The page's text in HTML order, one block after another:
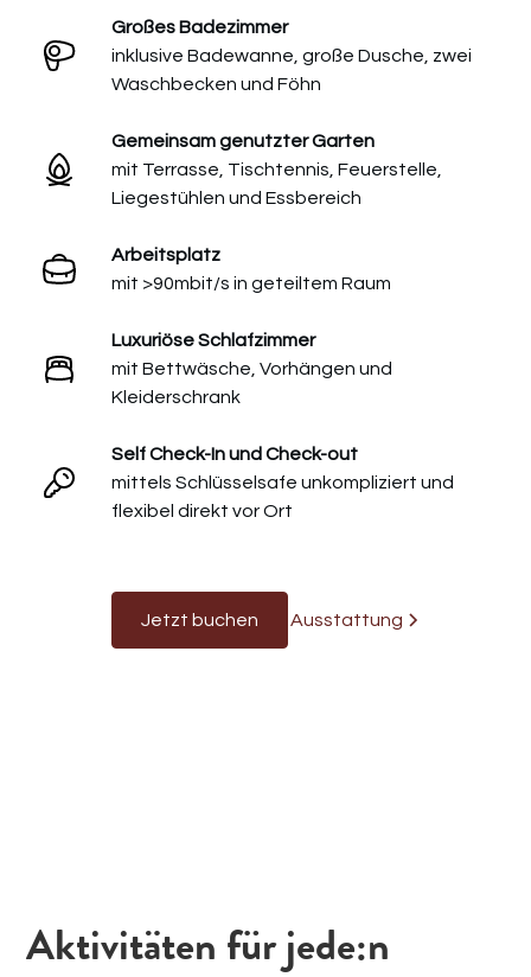
Großes Badezimmer
inklusive Badewanne, große Dusche, zwei
Waschbecken und Föhn
Gemeinsam genutzter Garten
mit Terrasse, Tischtennis, Feuerstelle,
Liegestühlen und Essbereich
Arbeitsplatz
mit >90mbit/s in geteiltem Raum
Luxuriöse Schlafzimmer
mit Bettwäsche, Vorhängen und
Kleiderschrank
Self Check-In und Check-out
mittels Schlüsselsafe unkompliziert und
flexibel direkt vor Ort
Jetzt buchen Ausstattung
Aktivitäten für jede:n